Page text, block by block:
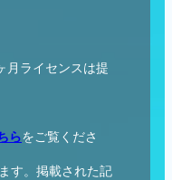
月ライセンスは提
らをご覧くださ
す。掲載された記